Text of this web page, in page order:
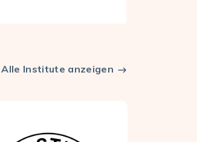
Alle Institute anzeigen